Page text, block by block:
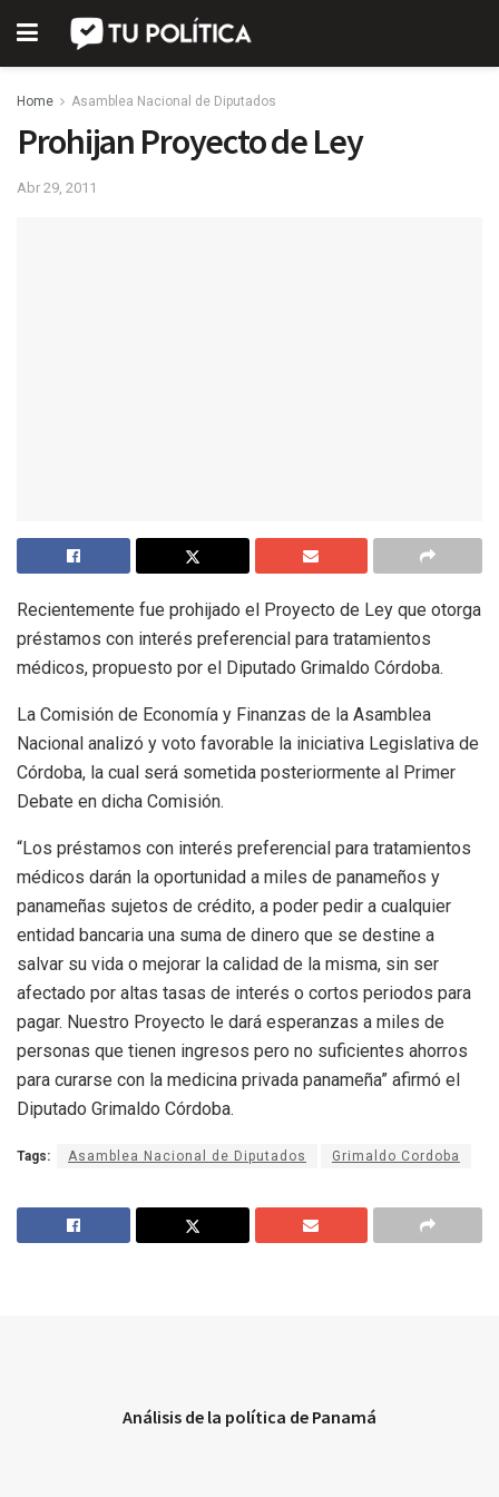
Home Asamblea Nacional de Diputados
Prohijan Proyecto de Ley
Abr 29, 2011
Recientemente fue prohijado el Proyecto de Ley que otorga
préstamos con interés preferencial para tratamientos
médicos, propuesto por el Diputado Grimaldo Córdoba.
La Comisión de Economía y Finanzas de la Asamblea
Nacional analizó y voto favorable la iniciativa Legislativa de
Córdoba, la cual será sometida posteriormente al Primer
Debate en dicha Comisión.
“Los préstamos con interés preferencial para tratamientos
médicos darán la oportunidad a miles de panameños y
panameñas sujetos de crédito, a poder pedir a cualquier
entidad bancaria una suma de dinero que se destine a
salvar su vida o mejorar la calidad de la misma, sin ser
afectado por altas tasas de interés o cortos periodos para
pagar. Nuestro Proyecto le dará esperanzas a miles de
personas que tienen ingresos pero no suficientes ahorros
para curarse con la medicina privada panameña” afirmó el
Diputado Grimaldo Córdoba.
Tags: Asamblea Nacional de Diputados Grimaldo Cordoba
Análisis de la política de Panamá